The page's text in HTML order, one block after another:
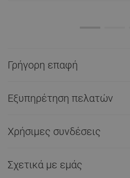
Γρήγορη επαφή
Εξυπηρέτηση πελατών
Χρήσιμες συνδέσεις
Σχετικά με εμάς